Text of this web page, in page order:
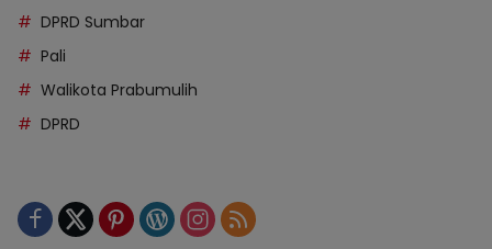
DPRD Sumbar
Pali
Walikota Prabumulih
DPRD